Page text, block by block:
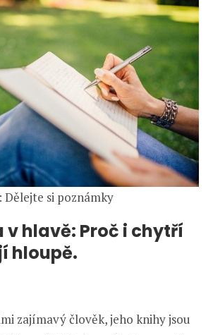
si poznámky
v hlavě: Proč i chytří
hloupě.
zajímavý člověk, jeho knihy jsou